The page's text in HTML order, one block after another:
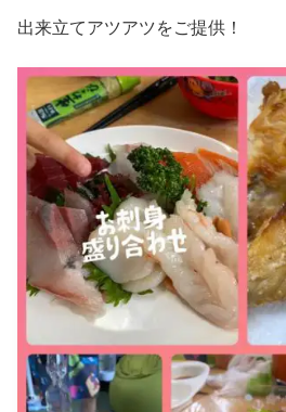
出来立てアツアツをご提供！